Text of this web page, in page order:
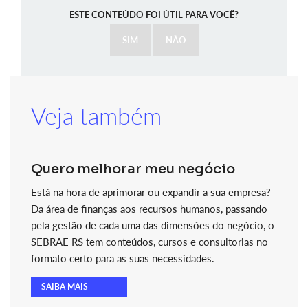
ESTE CONTEÚDO FOI ÚTIL PARA VOCÊ?
SIM NÃO
Veja também
Quero melhorar meu negócio
Está na hora de aprimorar ou expandir a sua empresa?
Da área de finanças aos recursos humanos, passando
pela gestão de cada uma das dimensões do negócio, o
SEBRAE RS tem conteúdos, cursos e consultorias no
formato certo para as suas necessidades.
SAIBA MAIS